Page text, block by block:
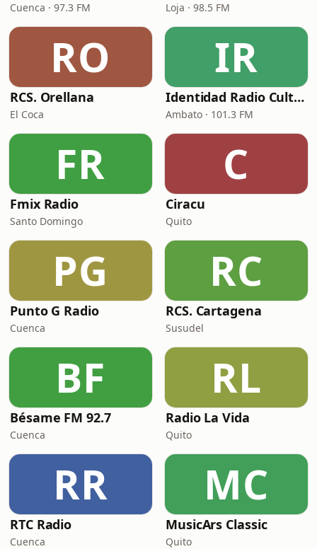
Cuenca · 97.3 FM Loja · 98.5 FM
RO
RCS. Orellana
El Coca
IR
Identidad Radio Cultural
Ambato · 101.3 FM
FR
Fmix Radio
Santo Domingo
C
Ciracu
Quito
PG
Punto G Radio
Cuenca
RC
RCS. Cartagena
Susudel
BF
Bésame FM 92.7
Cuenca
RL
Radio La Vida
Quito
RR
RTC Radio
Cuenca
MC
MusicArs Classic
Quito